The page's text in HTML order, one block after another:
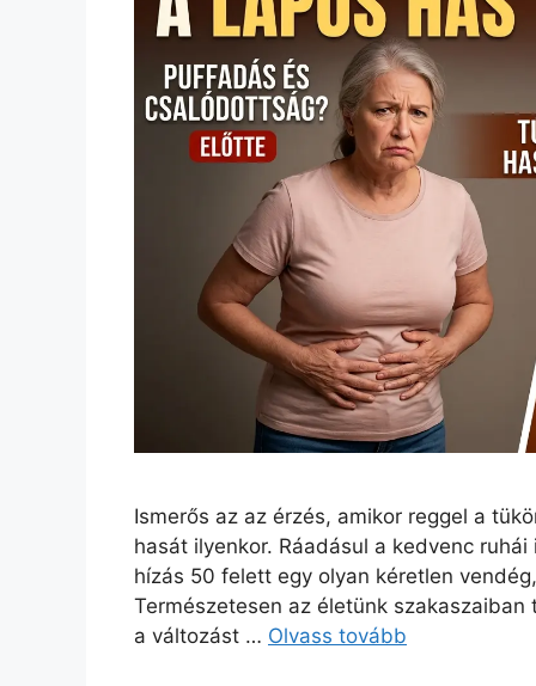
Ismerős az az érzés, amikor reggel a
hasát ilyenkor. Ráadásul a kedvenc
hízás 50 felett egy olyan kéretlen
Természetesen az életünk
a változást … Olvass tovább